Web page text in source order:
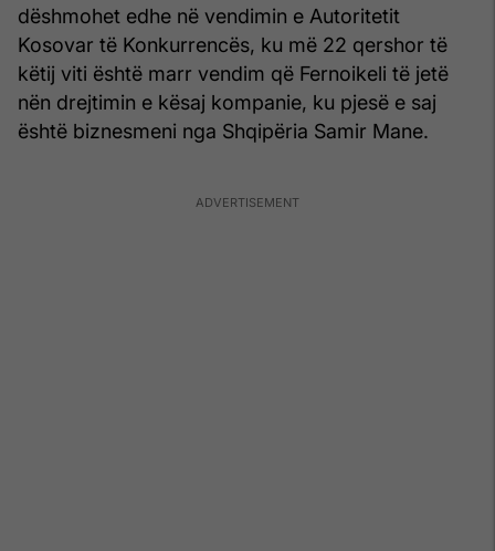
dëshmohet edhe në vendimin e Autoritetit
Kosovar të Konkurrencës, ku më 22 qershor të
këtij viti është marr vendim që Fernoikeli të jetë
nën drejtimin e kësaj kompanie, ku pjesë e saj
është biznesmeni nga Shqipëria Samir Mane.